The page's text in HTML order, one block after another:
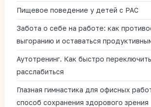
Пищевое поведение у детей с РАС
Забота о себе на работе: как
выгоранию и оставаться
Аутотренинг. Как быстро
расслабиться
Глазная гимнастика для офисных
способ сохранения здорового зрения